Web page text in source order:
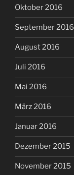
Oktober 2016
September 2016
August 2016
Juli 2016
Mai 2016
März 2016
Januar 2016
Dezember 2015
November 2015